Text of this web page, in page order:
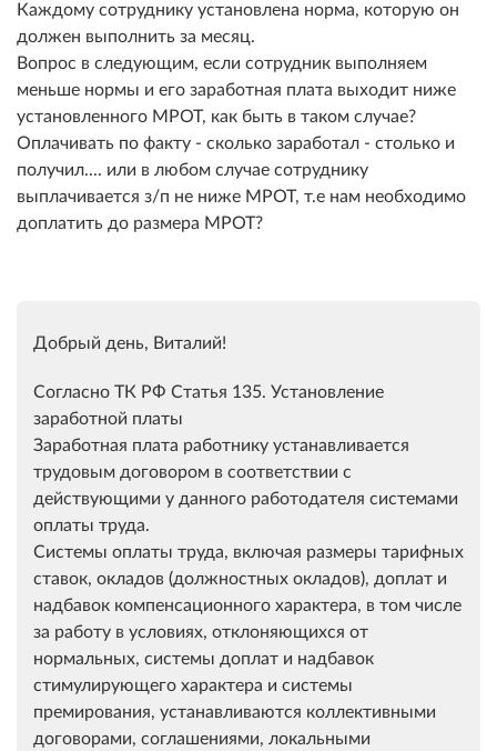
Каждому сотруднику установлена норма, которую он
должен выполнить за месяц.
Вопрос в следующим, если сотрудник выполняем
меньше нормы и его заработная плата выходит ниже
установленного МРОТ, как быть в таком случае?
Оплачивать по факту - сколько заработал - столько и
получил.... или в любом случае сотруднику
выплачивается з/п не ниже МРОТ, т.е нам необходимо
доплатить до размера МРОТ?
Добрый день, Виталий!
Согласно ТК РФ Статья 135. Установление
заработной платы
Заработная плата работнику устанавливается
трудовым договором в соответствии с
действующими у данного работодателя системами
оплаты труда.
Системы оплаты труда, включая размеры тарифных
ставок, окладов (должностных окладов), доплат и
надбавок компенсационного характера, в том числе
за работу в условиях, отклоняющихся от
нормальных, системы доплат и надбавок
стимулирующего характера и системы
премирования, устанавливаются коллективными
договорами, соглашениями, локальными